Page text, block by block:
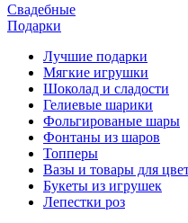
Свадебные
Подарки
Лучшие подарки
Мягкие игрушки
Шоколад и сладости
Гелиевые шарики
Фольгированые шары
Фонтаны из шаров
Топперы
Вазы и товары для
Букеты из игрушек
Лепестки роз